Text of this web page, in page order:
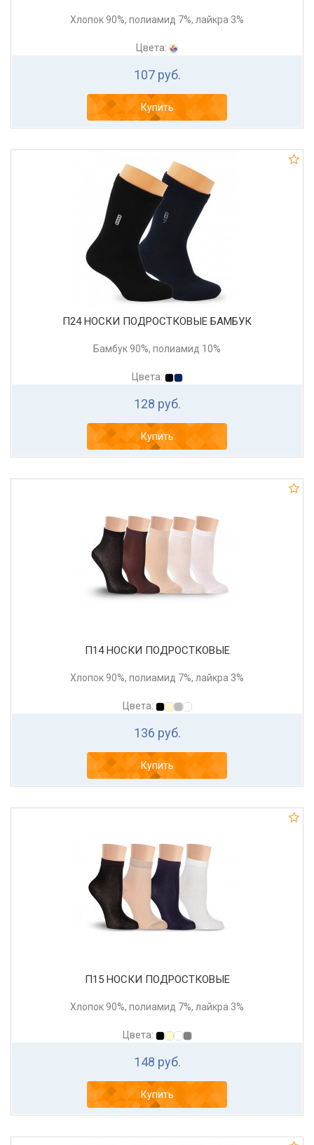
Хлопок 90%, полиамид 7%, лайкра 3%
Цвета:
107 руб.
Купить
П24 НОСКИ ПОДРОСТКОВЫЕ БАМБУК
Бамбук 90%, полиамид 10%
Цвета:
128 руб.
Купить
П14 НОСКИ ПОДРОСТКОВЫЕ
Хлопок 90%, полиамид 7%, лайкра 3%
Цвета:
136 руб.
Купить
П15 НОСКИ ПОДРОСТКОВЫЕ
Хлопок 90%, полиамид 7%, лайкра 3%
Цвета:
148 руб.
Купить